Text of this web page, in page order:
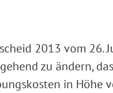
2013 vom 26.
zu ändern,
in Höhe